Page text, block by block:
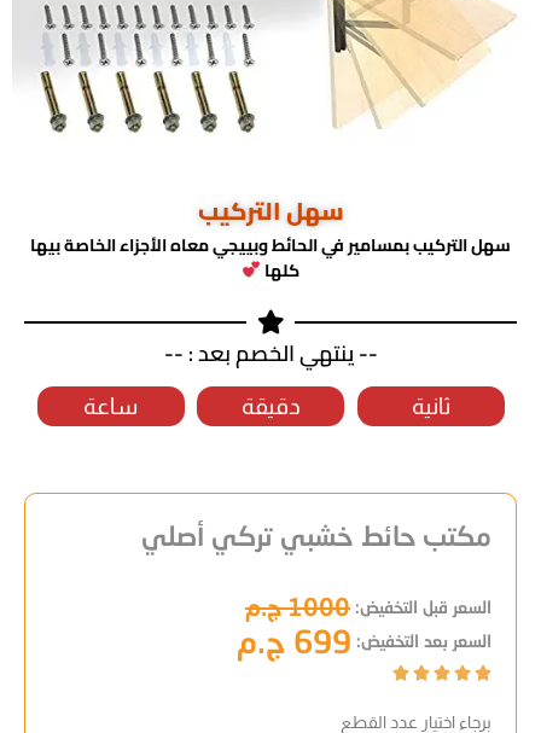
سهل التركيب
سهل التركيب بمسامير في الحائط وبييجي معاه الأجزاء الخاصة بيها
كلها
-- ينتهي الخصم بعد : --
ساعة دقيقة ثانية
مكتب حائط خشبي تركي أصلي
السعر قبل التخفيض: 1000 ج.م
السعر بعد التخفيض: 699 ج.م





برجاء اختيار عدد القطع